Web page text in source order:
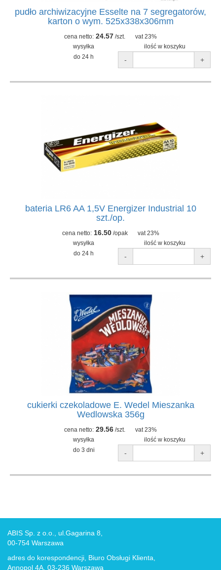
pudło archiwizacyjne Esselte na 7 segregatorów,
karton o wym. 525x338x306mm
cena netto: 24.57 /szt.
vat 23%
wysyłka
ilość w koszyku
do 24 h
- +
bateria LR6 AA 1,5V Energizer Industrial 10
szt./op.
cena netto: 16.50/opak
vat 23%
wysyłka
ilość w koszyku
do 24 h
- +
cukierki czekoladowe E. Wedel Mieszanka
Wedlowska 356g
cena netto: 29.56 /szt.
vat 23%
wysyłka
ilość w koszyku
do 3 dni
- +
ABIS Sp. z o.o., ul.Gagarina 8,
00-754 Warszawa
adres do korespondencji, Biuro Obsługi Klienta,
Annopol 4A, 03-236 Warszawa